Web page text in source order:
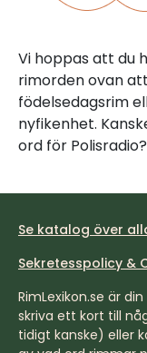
Vi hoppas att du
rimorden ovan
födelsedagsrim
nyfikenhet.
ord för Polisradio?
Se katalog över
Sekretesspolicy &
RimLexikon.se är
skriva ett kort till
tidigt kanske) eller